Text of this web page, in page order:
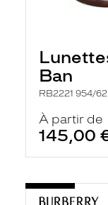
Ban
RB2221 954/
À partir de
145,00